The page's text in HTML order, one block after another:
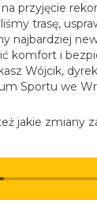
przyjęcie
trasę,
najbardziej
komfort i
Wójcik,
Sportu we
jakie zmiany